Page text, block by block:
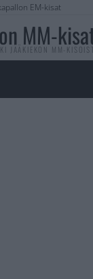
EM-kisat
MM-
JÄÄKIEKON MM-